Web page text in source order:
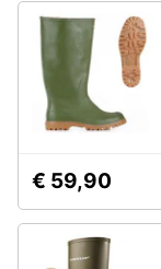
€ 59,90